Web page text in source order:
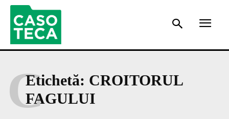
Etichetă: CROITORUL
FAGULUI
C